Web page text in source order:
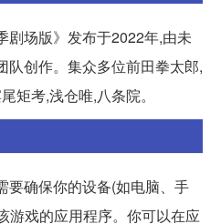
剧场版》发布于2022年,由未
队创作。集众多位前田拳太郎,
矩考,浅仓唯,八条院。
要确保你的设备(如电脑、手
游戏的应用程序。你可以在应